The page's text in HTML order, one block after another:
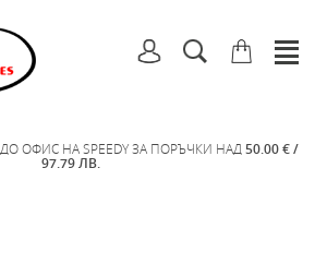
ДО ОФИС НА SPEEDY ЗА ПОРЪЧКИ НАД 50.00 € /
97.79 ЛВ.